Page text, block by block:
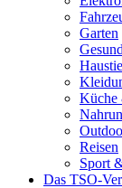
Garten
Küche
Reisen
Sport
Das TSO-